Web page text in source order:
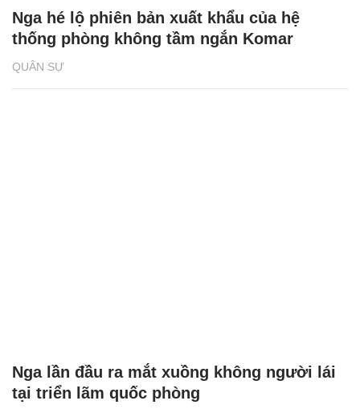
QUÂN SỰ
Nga hé lộ phiên bản xuất khẩu của hệ
thống phòng không tầm ngắn Komar
Nga lần đầu ra mắt xuồng không người lái
tại triển lãm quốc phòng